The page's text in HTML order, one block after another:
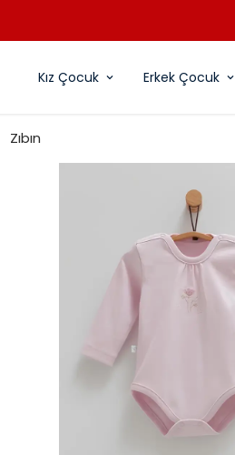
Kız Çocuk Erkek Çocuk
Zıbın